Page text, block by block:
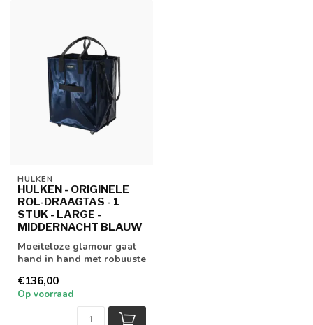
HULKEN
HULKEN - ORIGINELE
ROL-DRAAGTAS - 1
STUK - LARGE -
MIDDERNACHT BLAUW
Moeiteloze glamour gaat
hand in hand met robuuste
pr...
€136,00
Op voorraad